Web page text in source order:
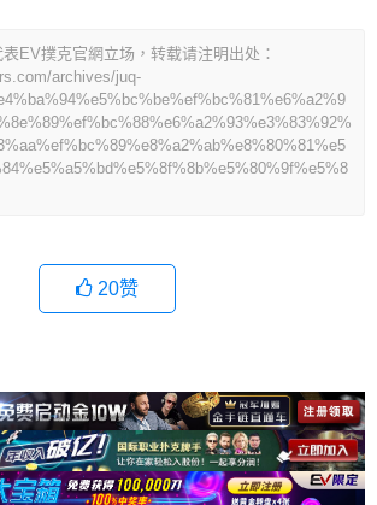
EV撲克官網立场，转载请注明出处：
archives/juq-
20赞